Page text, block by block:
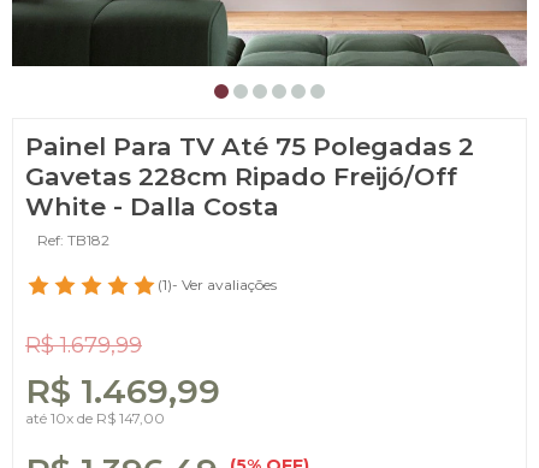
Painel Para TV Até 75 Polegadas 2
Gavetas 228cm Ripado Freijó/Off
White - Dalla Costa
Ref: TB182
(1)- Ver avaliações
R$ 1.679,99
R$ 1.469,99
até 10x de R$ 147,00